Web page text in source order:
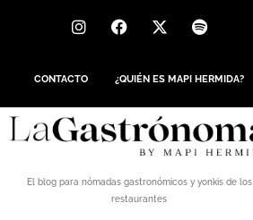
CONTACTO ¿QUIÉN ES MAPI HERMIDA?
El blog para nómadas gastronómicos y yonkis de los
restaurantes